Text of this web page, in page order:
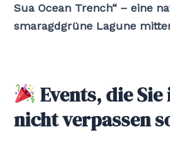
Sua Ocean Trench“ – eine
smaragdgrüne Lagune
Events, die
nicht verpassen